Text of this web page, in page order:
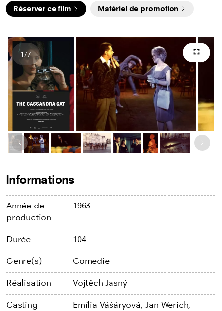
Réserver ce film Matériel de promotion
Nombres d'images
1/7 Plein
Image précédente
Informations
Année de
production
1963
Durée 104
Genre(s) Comédie
Réalisation Vojtěch Jasný
Casting Emília Vášáryová,Jan Werich,